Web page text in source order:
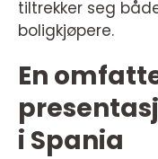
tiltrekker seg
boligkjøpere.
En
i Spania